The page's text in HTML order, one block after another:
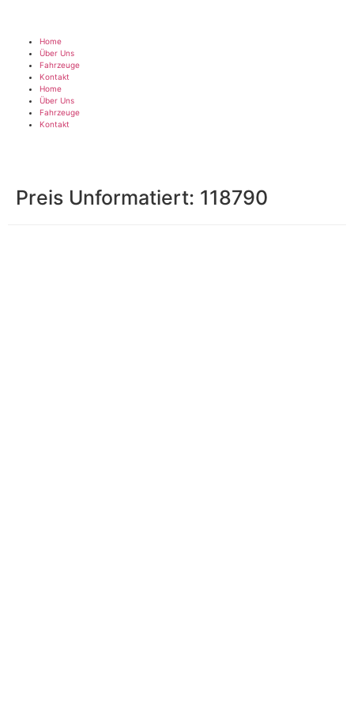
Home
Über Uns
Fahrzeuge
Kontakt
Home
Über Uns
Fahrzeuge
Kontakt
Preis Unformatiert: 118790